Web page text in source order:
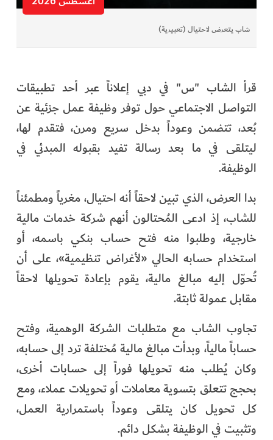
شاب يتعرض لاحتيال (تعبيرية)
قرأ الشاب "س" في دبي إعلاناً عبر أحد تطبيقات
التواصل الاجتماعي حول توفر وظيفة عمل جزئية عن
بُعد، تتضمن وعوداً بدخل سريع ومرن، فتقدم لها،
ليتلقى في ما بعد رسالة تفيد بقبوله المبدئي في
الوظيفة.
بدا العرض، الذي تبين لاحقاً أنه احتيال، مغرياً ومطمئناً
للشاب، إذ ادعى المُحتالون أنهم شركة خدمات مالية
خارجية، وطلبوا منه فتح حساب بنكي باسمه، أو
استخدام حسابه الحالي «لأغراض تنظيمية»، على أن
تُحوّل إليه مبالغ مالية، يقوم بإعادة تحويلها لاحقاً
مقابل عمولة ثابتة.
تجاوب الشاب مع متطلبات الشركة الوهمية، وفتح
حساباً مالياً، وبدأت مبالغ مالية مُختلفة ترد إلى حسابه،
وكان يُطلب منه تحويلها فوراً إلى حسابات أخرى،
بحجج تتعلق بتسوية معاملات أو تحويلات عملاء، ومع
كل تحويل كان يتلقى وعوداً باستمرارية العمل،
وتثبيت في الوظيفة بشكل دائم.